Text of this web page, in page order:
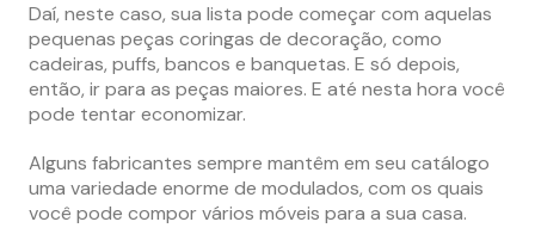
Daí, neste caso, sua lista pode começar com aquelas
pequenas peças coringas de decoração, como
cadeiras, puffs, bancos e banquetas. E só depois,
então, ir para as peças maiores. E até nesta hora você
pode tentar economizar.
Alguns fabricantes sempre mantêm em seu catálogo
uma variedade enorme de modulados, com os quais
você pode compor vários móveis para a sua casa.